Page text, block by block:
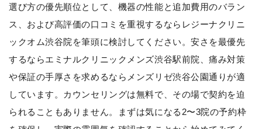
選び方の優先順位として、機器の性能と追加費用のバラン
ス、および高評価の口コミを重視するならレジーナクリニ
ックオム渋谷院を筆頭に検討してください。安さを最優先
するならエミナルクリニックメンズ渋谷駅前院、痛み対策
や保証の手厚さを求めるならメンズリゼ渋谷公園通りが適
しています。カウンセリングは無料で、その場で契約を迫
られることもありません。まずは気になる2〜3院の予約枠